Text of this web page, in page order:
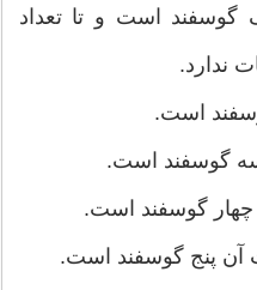
است و تا تعداد
ندارد.
است.
گوسفند است.
گوسفند است.
آن پنج گوسفند است.